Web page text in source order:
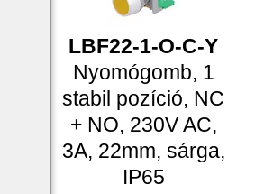
LBF22-1-O-C-Y
Nyomógomb, 1
stabil pozíció, NC
+ NO, 230V AC,
3A, 22mm, sárga,
IP65